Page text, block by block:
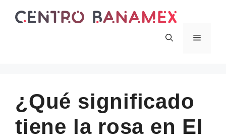
Menu
¿Qué significado
tiene la rosa en El